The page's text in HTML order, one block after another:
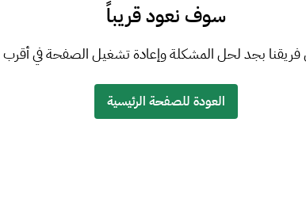
سوف نعود قريباً
بجد لحل المشكلة وإعادة تشغيل الصفحة في
العودة للصفحة الرئيسية